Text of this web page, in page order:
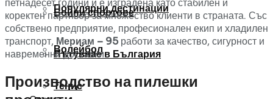
Популярни дестинации
Пътувнае в България
Бойни спортове
Волейбол
Тенис
петнадесет години и е изградена като стабилен и
коректен партньор за множество клиенти в страната. Със
собствено предприятие, професионален екип и хладилен
транспорт, Мериам – 95работи за качество, сигурност и
навременни доставки.
Производство на пилешки